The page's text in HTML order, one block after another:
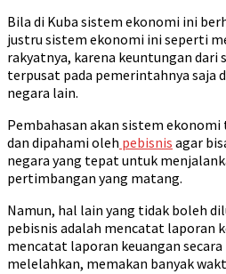
Bila di Kuba sistem ekonomi ini
justru sistem ekonomi ini seperti
rakyatnya, karena keuntungan dari
terpusat pada pemerintahnya saja
negara lain.
Pembahasan akan sistem
dan dipahami oleh pebisnis agar
negara yang tepat untuk
pertimbangan yang matang.
Namun, hal lain yang tidak boleh
pebisnis adalah mencatat laporan
mencatat laporan keuangan
melelahkan, memakan banyak